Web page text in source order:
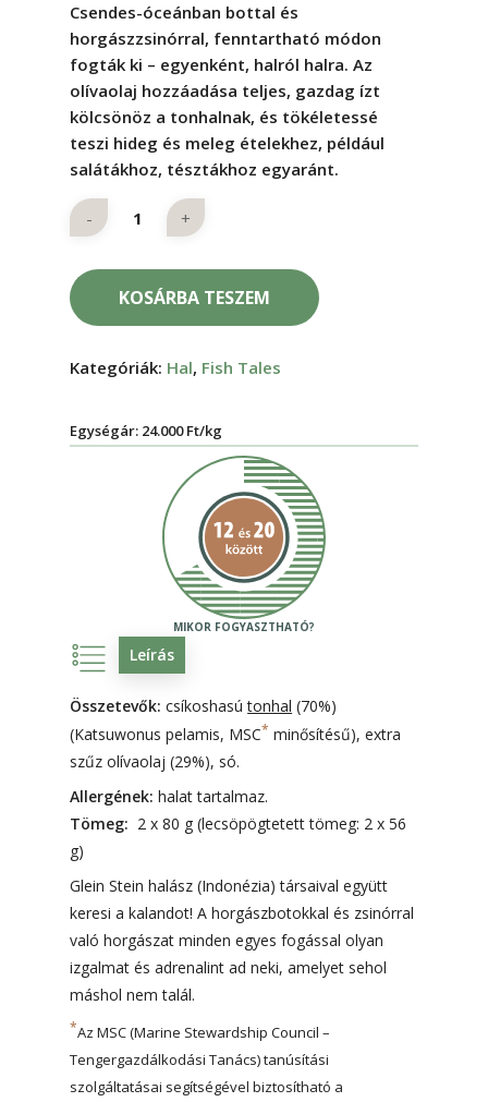
Csendes-óceánban bottal és
horgászzsinórral, fenntartható módon
fogták ki – egyenként, halról halra. Az
olívaolaj hozzáadása teljes, gazdag ízt
kölcsönöz a tonhalnak, és tökéletessé
teszi hideg és meleg ételekhez, például
salátákhoz, tésztákhoz egyaránt.
Egységár: 24.000 Ft/kg
KOSÁRBA TESZEM
Kategóriák: Hal, Fish Tales
Leírás
Összetevők: csíkoshasútonhal (70%)
(Katsuwonus pelamis, MSC* minősítésű), extra
szűz olívaolaj (29%), só.
Allergének: halat tartalmaz.
Tömeg: 2 x 80 g (lecsöpögtetett tömeg: 2 x 56
g)
Glein Stein halász (Indonézia) társaival együtt
keresi a kalandot! A horgászbotokkal és zsinórral
való horgászat minden egyes fogással olyan
izgalmat és adrenalint ad neki, amelyet sehol
máshol nem talál.
*Az MSC (Marine Stewardship Council –
Tengergazdálkodási Tanács) tanúsítási
szolgáltatásai segítségével biztosítható a